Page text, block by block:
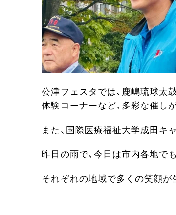
公津フェスタでは、鹿嶋琉球太
体験コーナーなど、多彩な催し
また、国際医療福祉大学成田キ
昨日の雨で、今日は市内各地で
それぞれの地域で多くの笑顔が